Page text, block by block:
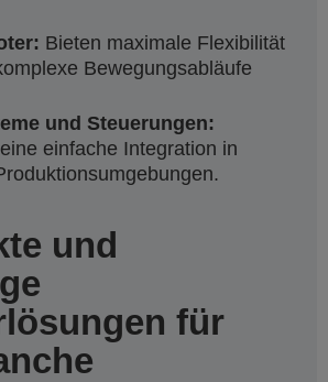
Bieten maximale Flexibilität
Bewegungsabläufe
und Steuerungen:
einfache Integration in
und
für